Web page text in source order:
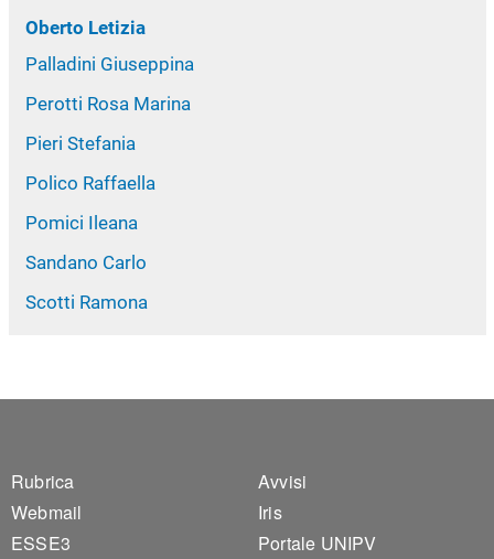
Oberto Letizia
Palladini Giuseppina
Perotti Rosa Marina
Pieri Stefania
Polico Raffaella
Pomici Ileana
Sandano Carlo
Scotti Ramona
Footer 1
Rubrica
Webmail
ESSE3
Footer 2
Avvisi
Iris
Portale UNIPV